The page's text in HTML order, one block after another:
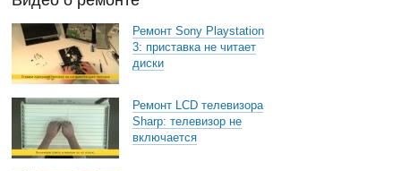
Ремонт Sony Playstation
3: приставка не читает
диски
Ремонт LCD телевизора
Sharp: телевизор не
включается